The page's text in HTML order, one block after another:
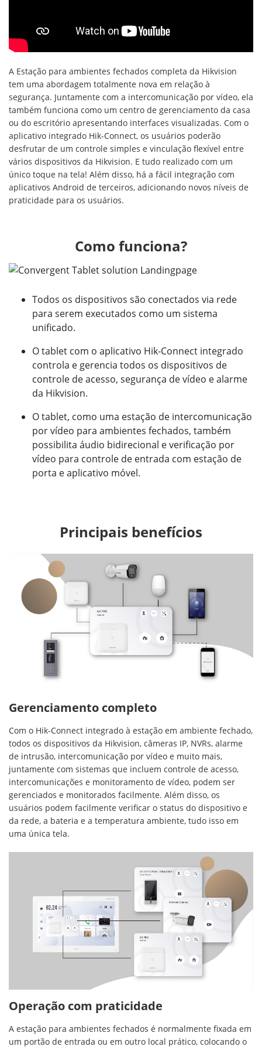
A Estação para ambientes fechados completa da Hikvision
tem uma abordagem totalmente nova em relação à
segurança. Juntamente com a intercomunicação por vídeo, ela
também funciona como um centro de gerenciamento da casa
ou do escritório apresentando interfaces visualizadas. Com o
aplicativo integrado Hik-Connect, os usuários poderão
desfrutar de um controle simples e vinculação flexível entre
vários dispositivos da Hikvision. E tudo realizado com um
único toque na tela! Além disso, há a fácil integração com
aplicativos Android de terceiros, adicionando novos níveis de
praticidade para os usuários.
Como funciona?
Todos os dispositivos são conectados via rede
para serem executados como um sistema
unificado.
O tablet com o aplicativo Hik-Connect integrado
controla e gerencia todos os dispositivos de
controle de acesso, segurança de vídeo e alarme
da Hikvision.
O tablet, como uma estação de intercomunicação
por vídeo para ambientes fechados, também
possibilita áudio bidirecional e verificação por
vídeo para controle de entrada com estação de
porta e aplicativo móvel.
Principais benefícios
Gerenciamento completo
Com o Hik-Connect integrado à estação em ambiente fechado,
todos os dispositivos da Hikvision, câmeras IP, NVRs, alarme
de intrusão, intercomunicação por vídeo e muito mais,
juntamente com sistemas que incluem controle de acesso,
intercomunicações e monitoramento de vídeo, podem ser
gerenciados e monitorados facilmente. Além disso, os
usuários podem facilmente verificar o status do dispositivo e
da rede, a bateria e a temperatura ambiente, tudo isso em
uma única tela.
Operação com praticidade
A estação para ambientes fechados é normalmente fixada em
um portão de entrada ou em outro local prático, colocando o